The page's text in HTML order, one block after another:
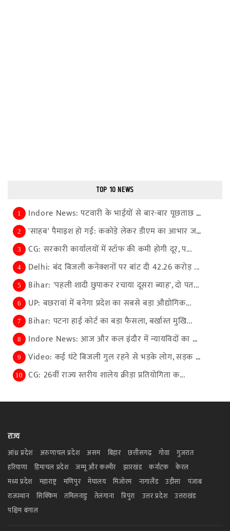
TOP 10 NEWS
1 Indore News: पटवारी के भाईयों से बार-बार पूछताछ से...
2 'साहब' पैमाइश हो गई: ककोड़े लेकर डीएम का आभार जतान...
3 CG: सरकारी कार्यालयों में स्टॉफ की कमी होगी दूर, प...
4 Delhi: बंद बिजली कनेक्शनों पर बांट दी 42.26 करोड़ ...
5 Bihar: 'पहली शादी छुपाकर रचाया दूसरा ब्याह', दो पत...
6 UP: बछरावां में बनेगा प्रदेश का सबसे बड़ा औद्योगिक...
7 Bihar: पटना हाई कोर्ट का बड़ा फैसला, बर्खास्त मुखि...
8 Indore News: आज और कल इंदौर में न्यायविदों का महाक...
9 Video: कई घंटे बिजली गुल रहने से भड़के लोग, सड़क ज...
10 CG: 26वीं राज्य स्तरीय शालेय क्रीड़ा प्रतियोगिता क...
राज्य
आंध्र प्रदेश अरुणाचल प्रदेश असम बिहार छत्तीसगढ़ गोवा
गुजरात
हरियाणा
हिमाचल प्रदेश जम्मू और कश्मीर झारखंड कर्नाटक
केरल
मध्य प्रदेश
महाराष्ट्र मणिपुर मेघालय मिजोरम नागालैंड उड़ीसा
पंजाब
राजस्थान
सिक्किम तमिलनाडु तेलंगाना त्रिपुरा उत्तर प्रदेश
उत्तराखंड
पश्चिम बंगाल